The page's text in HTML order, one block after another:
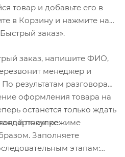
товар и добавьте его в
в Корзину и нажмите на
заказ».
заказ, напишите ФИО,
менеджер и
результатам разговора
оформления товара на
останется только ждать
покупке.режиме
Заполняете
этапам: